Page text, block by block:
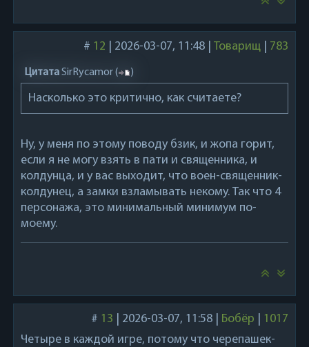
# 12 2026-03-07, 11:48 Товарищ| 783
ЦитатаSirRycamor( )
Насколько это критично, как считаете?
Ну, у меня по этому поводу бзик, и жопа горит,
если я не могу взять в пати и священника, и
колдунца, и у вас выходит, что воен-священник-
колдунец, а замки взламывать некому. Так что 4
персонажа, это минимальный минимум по-
моему.
# 13 2026-03-07, 11:58 Бобёр
1017
Четыре в каждой игре, потому что черепашек-